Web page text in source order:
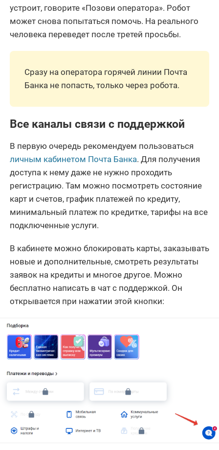
устроит, говорите «Позови оператора». Робот
может снова попытаться помочь. На реального
человека переведет после третей просьбы.
Сразу на оператора горячей линии Почта
Банка не попасть, только через робота.
Все каналы связи с поддержкой
В первую очередь рекомендуем пользоваться
личным кабинетом Почта Банка. Для получения
доступа к нему даже не нужно проходить
регистрацию. Там можно посмотреть состояние
карт и счетов, график платежей по кредиту,
минимальный платеж по кредитке, тарифы на все
подключенные услуги.
В кабинете можно блокировать карты, заказывать
новые и дополнительные, смотреть результаты
заявок на кредиты и многое другое. Можно
бесплатно написать в чат с поддержкой. Он
открывается при нажатии этой кнопки: